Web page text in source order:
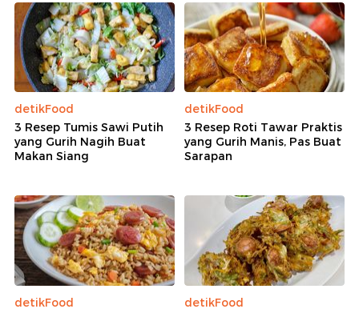
detikFood
3 Resep Tumis Sawi Putih
yang Gurih Nagih Buat
Makan Siang
detikFood
3 Resep Roti Tawar Praktis
yang Gurih Manis, Pas Buat
Sarapan
detikFood
detikFood